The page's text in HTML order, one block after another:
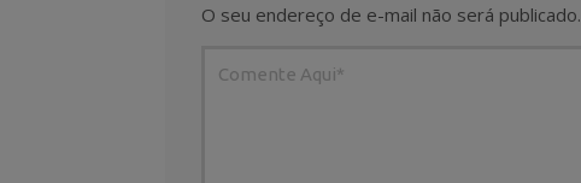
O seu endereço de e-mail não será publicado.